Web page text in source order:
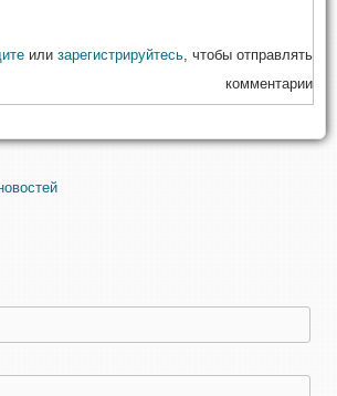
или зарегистрируйтесь , чтобы отправлять
комментарии